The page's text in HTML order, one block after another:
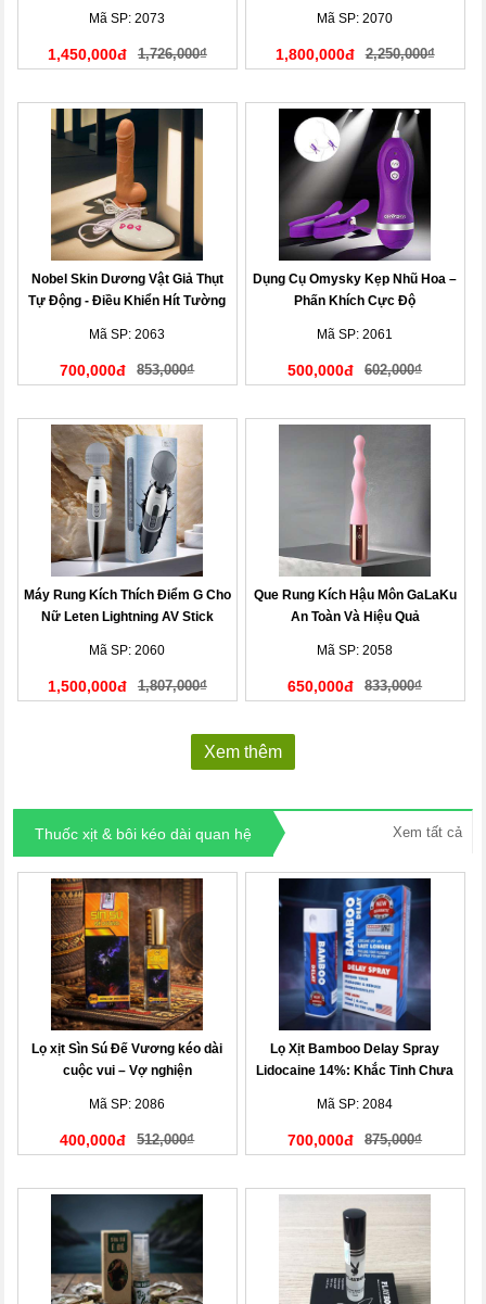
Mã SP: 2073
1,450,000đ 1,726,000₫
Mã SP: 2070
1,800,000đ 2,250,000₫
Nobel Skin Dương Vật Giả Thụt
Tự Động - Điều Khiển Hít Tường
Mã SP: 2063
700,000đ 853,000₫
Dụng Cụ Omysky Kẹp Nhũ Hoa –
Phấn Khích Cực Độ
Mã SP: 2061
500,000đ 602,000₫
Máy Rung Kích Thích Điểm G Cho
Nữ Leten Lightning AV Stick
Mã SP: 2060
1,500,000đ 1,807,000₫
Que Rung Kích Hậu Môn GaLaKu
An Toàn Và Hiệu Quả
Mã SP: 2058
650,000đ 833,000₫
Xem thêm
Thuốc xịt & bôi kéo dài quan hệ Xem tất cả
Lọ xịt Sìn Sú Đế Vương kéo dài
cuộc vui – Vợ nghiện
Mã SP: 2086
400,000đ 512,000₫
Lọ Xịt Bamboo Delay Spray
Lidocaine 14%: Khắc Tinh Chưa
Mã SP: 2084
700,000đ 875,000₫